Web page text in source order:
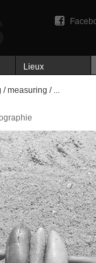
Lieux
measuring / ...